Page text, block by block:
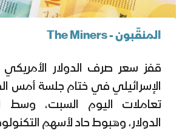
المنقّبون - The Miners
قفز سعر صرف الدولار
الإسرائيلي في ختام جلسة أمس
تعاملات اليوم السبت، وسط
الدولار، وهبوط حاد لأسهم